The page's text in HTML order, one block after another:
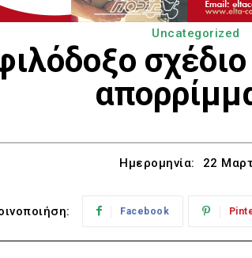
Uncategorized
Ημερομηνία: 22
Facebook